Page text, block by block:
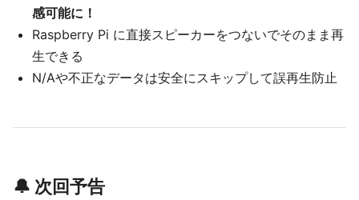
感可能に！
Raspberry Pi に直接スピーカーをつないでそのまま再
生できる
N/Aや不正なデータは安全にスキップして誤再生防止
🔔 次回予告